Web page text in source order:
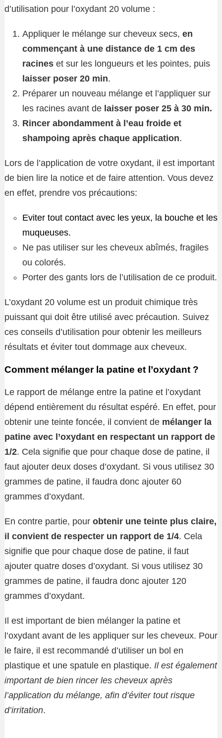
d’utilisation pour l’oxydant 20 volume :
Appliquer le mélange sur cheveux secs, en
commençant à une distance de 1 cm des
racines et sur les longueurs et les pointes, puis
laisser poser 20 min.
Préparer un nouveau mélange et l’appliquer sur
les racines avant de laisser poser 25 à 30 min.
Rincer abondamment à l’eau froide et
shampoing après chaque application.
Lors de l’application de votre oxydant, il est important
de bien lire la notice et de faire attention. Vous devez
en effet, prendre vos précautions:
Eviter tout contact avec les yeux, la bouche et les
muqueuses.
Ne pas utiliser sur les cheveux abîmés, fragiles
ou colorés.
Porter des gants lors de l’utilisation de ce produit.
L’oxydant 20 volume est un produit chimique très
puissant qui doit être utilisé avec précaution. Suivez
ces conseils d’utilisation pour obtenir les meilleurs
résultats et éviter tout dommage aux cheveux.
Comment mélanger la patine et l’oxydant ?
Le rapport de mélange entre la patine et l’oxydant
dépend entièrement du résultat espéré. En effet, pour
obtenir une teinte foncée, il convient de mélanger la
patine avec l’oxydant en respectant un rapport de
1/2. Cela signifie que pour chaque dose de patine, il
faut ajouter deux doses d’oxydant. Si vous utilisez 30
grammes de patine, il faudra donc ajouter 60
grammes d’oxydant.
En contre partie, pour obtenir une teinte plus claire,
il convient de respecter un rapport de 1/4. Cela
signifie que pour chaque dose de patine, il faut
ajouter quatre doses d’oxydant. Si vous utilisez 30
grammes de patine, il faudra donc ajouter 120
grammes d’oxydant.
Il est important de bien mélanger la patine et
l’oxydant avant de les appliquer sur les cheveux. Pour
le faire, il est recommandé d’utiliser un bol en
plastique et une spatule en plastique. Il est également
important de bien rincer les cheveux après
l’application du mélange, afin d’éviter tout risque
d’irritation.